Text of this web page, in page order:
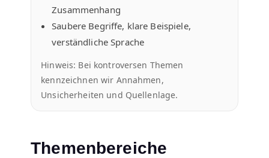
Zusammenhang
Saubere Begriffe, klare Beispiele,
verständliche Sprache
Hinweis: Bei kontroversen Themen
kennzeichnen wir Annahmen,
Unsicherheiten und Quellenlage.
Themenbereiche